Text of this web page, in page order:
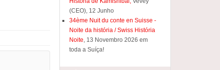
(CEO), 12 Junho
34ème Nuit du conte en Suisse -
Noite da história / Swiss História
Noite, 13 Novembro 2026 em
toda a Suíça!